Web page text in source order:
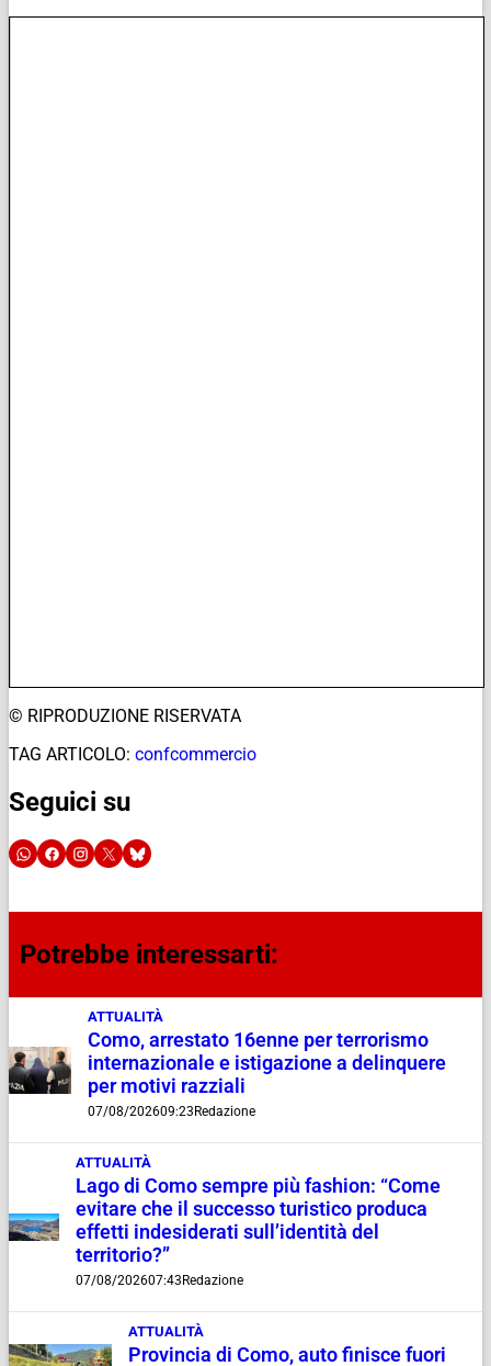
© RIPRODUZIONE RISERVATA
TAG ARTICOLO: confcommercio
Seguici su
Potrebbe interessarti:
ATTUALITÀ
Como, arrestato 16enne per terrorismo
internazionale e istigazione a delinquere
per motivi razziali
07/08/202609:23 Redazione
ATTUALITÀ
Lago di Como sempre più fashion: “Come
evitare che il successo turistico produca
effetti indesiderati sull’identità del
territorio?”
07/08/202607:43 Redazione
ATTUALITÀ
Provincia di Como, auto finisce fuori